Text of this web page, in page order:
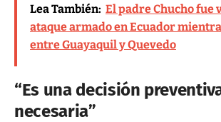
Lea También: El padre Chucho fue
ataque armado en Ecuador
entre Guayaquil y Quevedo
“Es una decisión
necesaria”